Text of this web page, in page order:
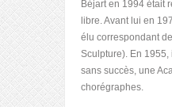
Béjart en 1994 était
libre. Avant lui en
élu correspondant
Sculpture). En 1955,
sans succès, une
chorégraphes.